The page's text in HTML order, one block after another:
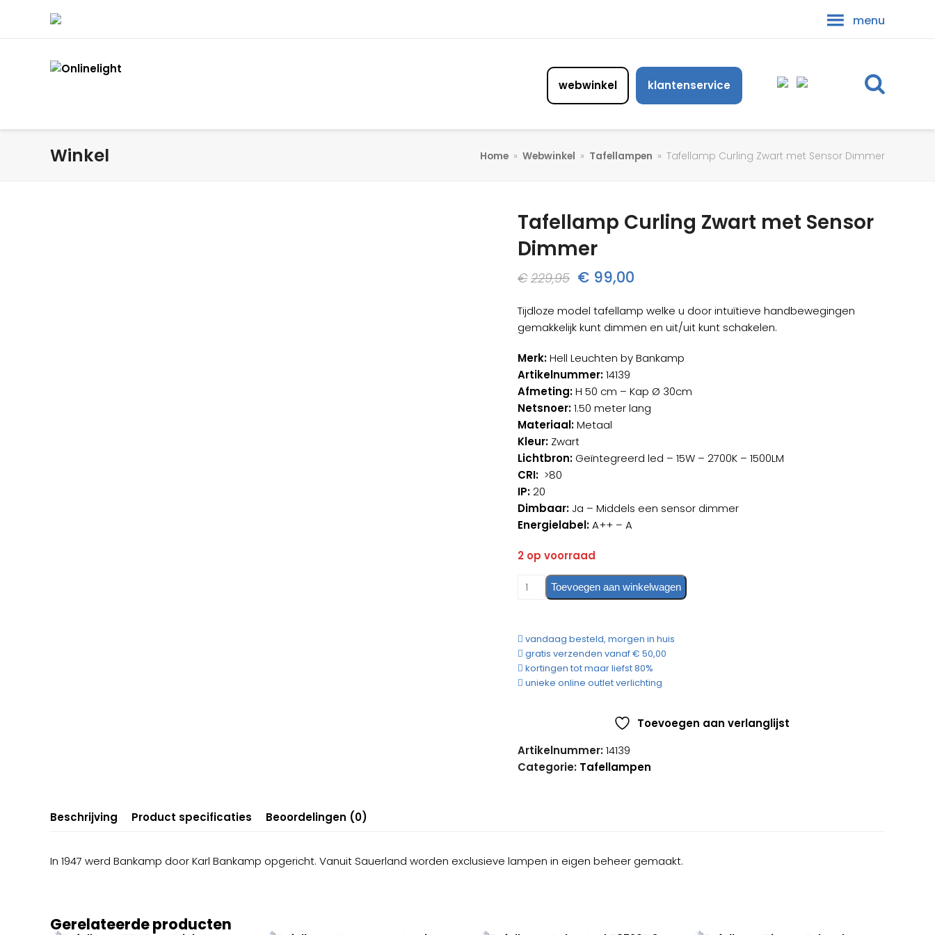
menu
webwinkel klantenservice
Winkel Home » Webwinkel » Tafellampen » Tafellamp Curling Zwart met Sensor Dimmer
Tafellamp Curling Zwart met Sensor
Dimmer
€ 229,95 Oorspronkelijke
was:
€ 99,00Huidige
is:
Tijdloze model tafellamp welke u door intuïtieve handbewegingen
gemakkelijk kunt dimmen en uit/uit kunt schakelen.
Merk:Hell Leuchten by Bankamp
Artikelnummer:14139
Afmeting:H 50 cm – Kap Ø 30cm
Netsnoer:1.50 meter lang
Materiaal:Metaal
Kleur: Zwart
Lichtbron: Geïntegreerd led – 15W – 2700K – 1500LM
CRI: >80
IP:20
Dimbaar: Ja – Middels een sensor dimmer
Energielabel:A++ – A
2 op voorraad
Tafellamp
Curling
met
Sensor
Dimmer
aantal
Toevoegen aan winkelwagen
vandaag besteld, morgen in huis
gratis verzenden vanaf € 50,00
kortingen tot maar liefst 80%
unieke online outlet verlichting
Toevoegen aan verlanglijst
Artikelnummer:14139
Categorie: Tafellampen
Beschrijving Product specificaties Beoordelingen (0)
In 1947 werd Bankamp door Karl Bankamp opgericht. Vanuit Sauerland worden exclusieve lampen in eigen beheer gemaakt.
Gerelateerde producten